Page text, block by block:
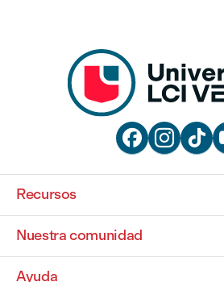
  
Recursos
Nuestra comunidad
Ayuda